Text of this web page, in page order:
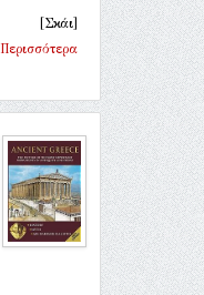
[Σκάι]
Περισσότερα